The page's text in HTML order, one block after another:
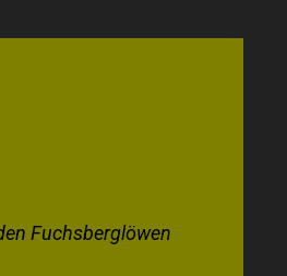
Fuchsberglöwen